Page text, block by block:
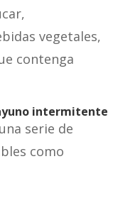
vegetales,
contenga
intermitente
serie de
como